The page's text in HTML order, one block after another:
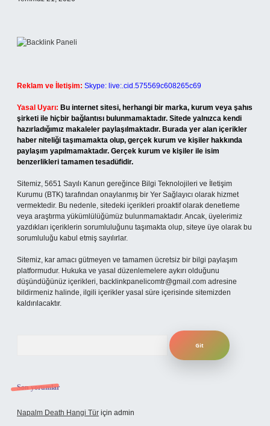
Reklam ve İletişim: Skype: live:.cid.575569c608265c69
Yasal Uyarı: Bu internet sitesi, herhangi bir marka, kurum veya şahıs
şirketi ile hiçbir bağlantısı bulunmamaktadır. Sitede yalnızca kendi
hazırladığımız makaleler paylaşılmaktadır. Burada yer alan içerikler
haber niteliği taşımamakta olup, gerçek kurum ve kişiler hakkında
paylaşım yapılmamaktadır. Gerçek kurum ve kişiler ile isim
benzerlikleri tamamen tesadüfidir.
Sitemiz, 5651 Sayılı Kanun gereğince Bilgi Teknolojileri ve İletişim
Kurumu (BTK) tarafından onaylanmış bir Yer Sağlayıcı olarak hizmet
vermektedir. Bu nedenle, sitedeki içerikleri proaktif olarak denetleme
veya araştırma yükümlülüğümüz bulunmamaktadır. Ancak, üyelerimiz
yazdıkları içeriklerin sorumluluğunu taşımakta olup, siteye üye olarak bu
sorumluluğu kabul etmiş sayılırlar.
Sitemiz, kar amacı gütmeyen ve tamamen ücretsiz bir bilgi paylaşım
platformudur. Hukuka ve yasal düzenlemelere aykırı olduğunu
düşündüğünüz içerikleri, backlinkpanelicomtr@gmail.com adresine
bildirmeniz halinde, ilgili içerikler yasal süre içerisinde sitemizden
kaldırılacaktır.
Son yorumlar
Napalm Death Hangi Tür için admin